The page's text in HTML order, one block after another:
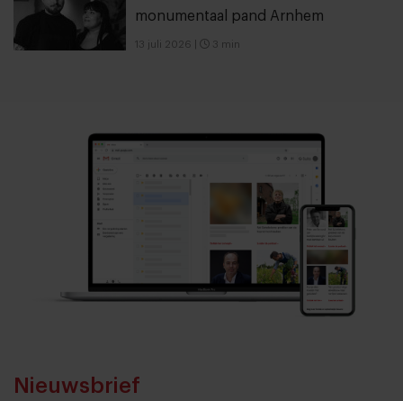
monumentaal pand Arnhem
13 juli 2026 3 min
Nieuwsbrief